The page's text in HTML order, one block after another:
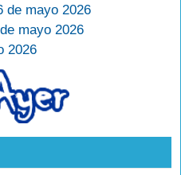
de mayo 2026
mayo 2026
2026